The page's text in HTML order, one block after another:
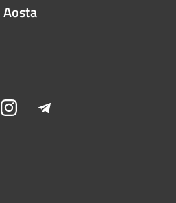
Instagram